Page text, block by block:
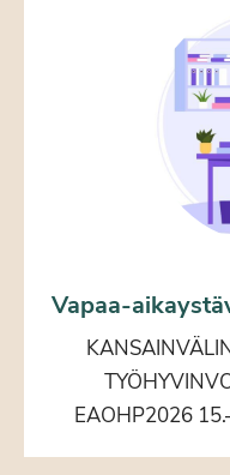
Vapaa-
EAOHP2026